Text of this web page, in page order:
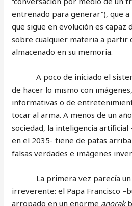
entrenado para generar”), que
que sigue en evolución es capaz
sobre cualquier materia a partir
almacenado en su memoria.
A poco de iniciado el
de hacer lo mismo con
informativas o de
tocar al arma. A menos de un
sociedad, la inteligencia artificial
en el 2035- tiene de patas arriba
falsas verdades e imágenes
La primera vez parecía un
irreverente: el Papa Francisco
arropado en un enorme anorak